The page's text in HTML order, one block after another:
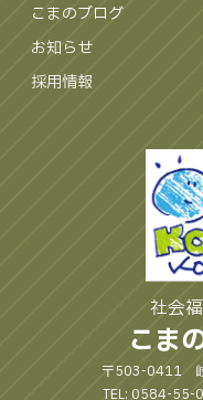
こまのブログ
お知らせ
採用情報
社会
こま
〒503-0411 岐
TEL: 0584-